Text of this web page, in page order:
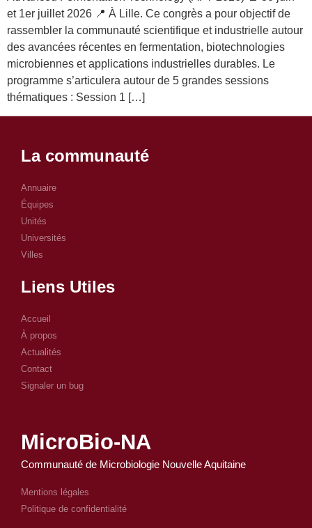
et 1er juillet 2026 📍 À Lille. Ce congrès a pour objectif de
rassembler la communauté scientifique et industrielle autour
des avancées récentes en fermentation, biotechnologies
microbiennes et applications industrielles durables. Le
programme s’articulera autour de 5 grandes sessions
thématiques : Session 1 […]
La communauté
Annuaire
Équipes
Unités
Universités
Villes
Liens Utiles
Accueil
À propos
Actualités
Contact
Signaler un bug
MicroBio-NA
Communauté de Microbiologie Nouvelle Aquitaine
Mentions légales
Politique de confidentialité